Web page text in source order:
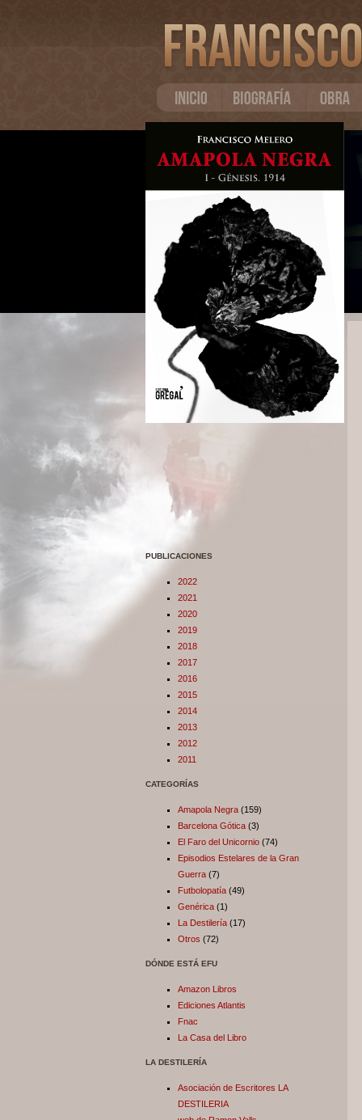
PUBLICACIONES
2022
2021
2020
2019
2018
2017
2016
2015
2014
2013
2012
2011
CATEGORÍAS
Amapola Negra (159)
Barcelona Gótica (3)
El Faro del Unicornio (74)
Episodios Estelares de la Gran
Guerra (7)
Futbolopatía (49)
Genérica (1)
La Destilería (17)
Otros (72)
DÓNDE ESTÁ EFU
Amazon Libros
Ediciones Atlantis
Fnac
La Casa del Libro
LA DESTILERÍA
Asociación de Escritores LA
DESTILERIA